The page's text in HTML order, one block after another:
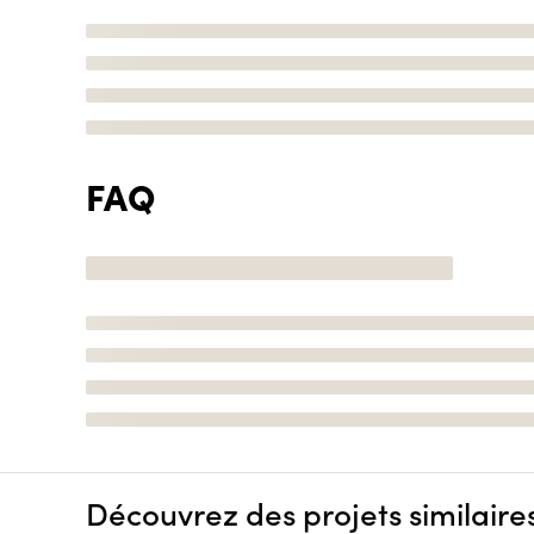
FAQ
Découvrez des projets